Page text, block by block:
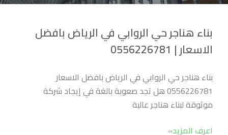
بناء هناجر حي الروابي في الرياض بافضل
الاسعار | 0556226781
بناء هناجر حي الروابي في الرياض بافضل الاسعار
0556226781 هل تجد صعوبة بالغة في إيجاد شركة
موثوقة لبناء هناجر عالية
اعرف المزيد»